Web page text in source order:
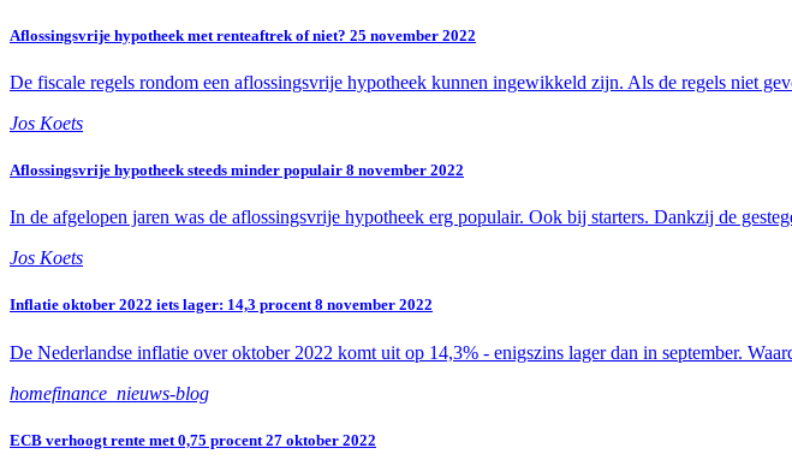
Aflossingsvrije hypotheek met renteaftrek of niet? 25 november 2022
De fiscale regels rondom een aflossingsvrije hypotheek kunnen ingewikkeld zijn. Als de regels niet
Jos Koets
Aflossingsvrije hypotheek steeds minder populair 8 november 2022
In de afgelopen jaren was de aflossingsvrije hypotheek erg populair. Ook bij starters. Dankzij de
Jos Koets
Inflatie oktober 2022 iets lager: 14,3 procent8 november 2022
De Nederlandse inflatie over oktober 2022 komt uit op 14,3% - enigszins lager dan in september.
homefinance_nieuws-blog
ECB verhoogt rente met 0,75 procent 27 oktober 2022